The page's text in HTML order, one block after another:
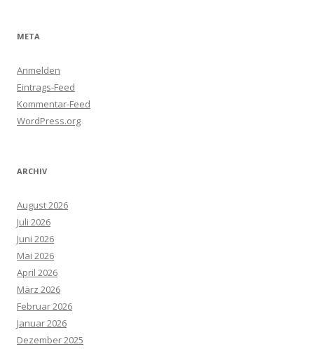
META
Anmelden
Eintrags-Feed
Kommentar-Feed
WordPress.org
ARCHIV
August 2026
Juli 2026
Juni 2026
Mai 2026
April 2026
März 2026
Februar 2026
Januar 2026
Dezember 2025